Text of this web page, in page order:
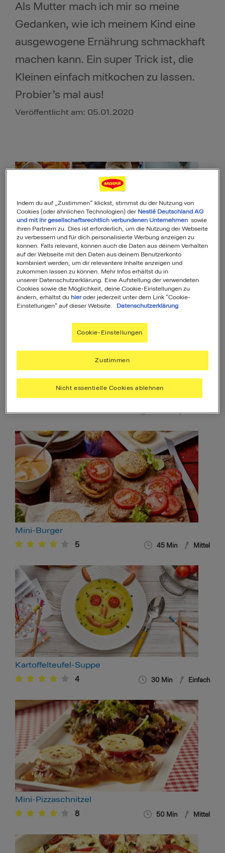
Als Mutter mach ich mir so meine
Gedanken, wie ich meinem Kind eine
ausgewogene Ernährung schmackhaft
machen kann. Ein super Trick ist, die
Kleinen einfach mitkochen zu lassen.
Probier’s mal aus!
Veröffentlicht am: 05.01.2020
Piraten-Topf mit Fischstäbchen
15
Sonne-Mond-und-Sterne-Pizza
28 44Min Einfach
Mini-Burger
5 45 Min Mittel
Kartoffelteufel-Suppe
4 30 Min Einfach
Mini-Pizzaschnitzel
8 50 Min Mittel
Indem du auf „Zustimmen“ klickst, stimmst du der Nutzung von
Cookies (oder ähnlichen Technologien) der Nestlé Deutschland AG
und mit ihr gesellschaftsrechtlich verbundenen Unternehmen sowie
ihren Partnern zu. Dies ist erforderlich, um die Nutzung der Webseite
zu verbessern und für dich personalisierte Werbung anzeigen zu
können. Falls relevant, können auch die Daten aus deinem Verhalten
auf der Webseite mit den Daten aus deinem Benutzerkonto
kombiniert werden, um dir relevantere Inhalte anzeigen und
zukommen lassen zu können. Mehr Infos erhältst du in
unserer Datenschutzerklärung. Eine Aufstellung der verwendeten
Cookies sowie die Möglichkeit, deine Cookie-Einstellungen zu
ändern, erhältst du hieroder jederzeit unter dem Link "Cookie-
Einstellungen" auf dieser Website.
Datenschutzerklärung
Cookie-Einstellungen
Nicht essentielle Cookies ablehnen
Zustimmen